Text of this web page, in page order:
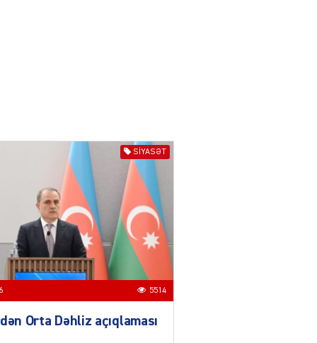
XİN rəhbərindən TRİPP
layihəsi ilə bağlı AÇIQLAMA
04.08.2026 4397
Müharibə Rusiyanın belini
bükür
SIYASƏT
5514
Orta Dəhliz açıqlaması